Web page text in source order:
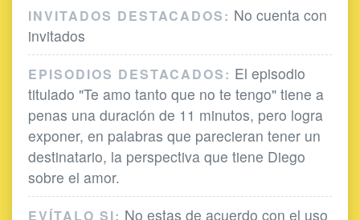
INVITADOS DESTACADOS: No cuenta con
invitados
EPISODIOS DESTACADOS: El episodio
titulado "Te amo tanto que no te tengo" tiene a
penas una duración de 11 minutos, pero logra
exponer, en palabras que parecieran tener un
destinatario, la perspectiva que tiene Diego
sobre el amor.
EVÍTALO SI: No estas de acuerdo con el uso